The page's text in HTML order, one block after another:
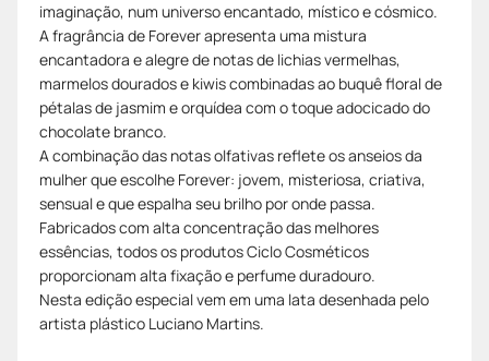
imaginação, num universo encantado, místico e cósmico.
A fragrância de Forever apresenta uma mistura
encantadora e alegre de notas de lichias vermelhas,
marmelos dourados e kiwis combinadas ao buquê floral de
pétalas de jasmim e orquídea com o toque adocicado do
chocolate branco.
A combinação das notas olfativas reflete os anseios da
mulher que escolhe Forever: jovem, misteriosa, criativa,
sensual e que espalha seu brilho por onde passa.
Fabricados com alta concentração das melhores
essências, todos os produtos Ciclo Cosméticos
proporcionam alta fixação e perfume duradouro.
Nesta edição especial vem em uma lata desenhada pelo
artista plástico Luciano Martins.